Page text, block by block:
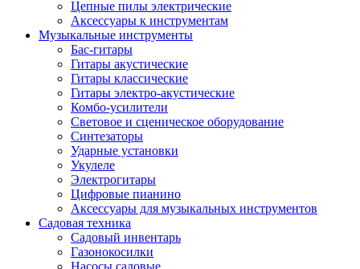
Цепные пилы электрические
Аксессуары к инструментам
Музыкальные инструменты
Бас-гитары
Гитары акустические
Гитары классические
Гитары электро-акустические
Комбо-усилители
Световое и сценическое оборудование
Синтезаторы
Ударные установки
Укулеле
Электрогитары
Цифровые пианино
Аксессуары для музыкальных инструментов
Садовая техника
Садовый инвентарь
Газонокосилки
Насосы садовые